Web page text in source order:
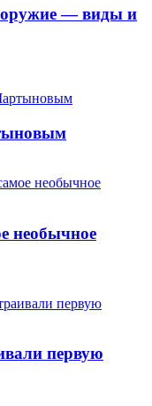
оружие — виды и
необычное
первую